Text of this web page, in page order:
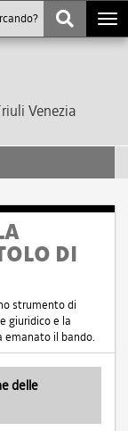
Venezia
DI
strumento di
giuridico e la
emanato il bando.
delle